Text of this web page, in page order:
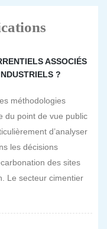
ASSOCIÉS
?
méthodologies
du point de vue public
d’analyser
les décisions
des sites
Le secteur cimentier